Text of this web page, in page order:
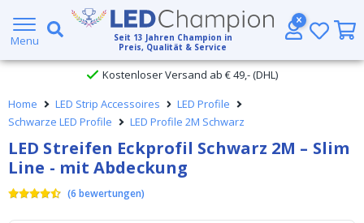
Menu Seit 13 Jahren Champion in
Preis, Qualität & Service
Großer Lagerbestand
Kostenloser Versand ab € 49,- (DHL)
Heute bestellt, am selben Tag verschickt
Home LED Strip Accessoires
LED Profile
Schwarze LED Profile
LED Profile 2M Schwarz
LED Streifen Eckprofil Schwarz 2M – Slim
Line - mit Abdeckung
(6 bewertungen)